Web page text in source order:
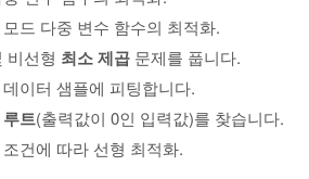
드 다중 변수 함수의 최적화.
비선형 최소 제곱 문제를 풉니다.
이터 샘플에 피팅합니다.
루트(출력값이 0인 입력값)를 찾습니다.
건에 따라 선형 최적화.